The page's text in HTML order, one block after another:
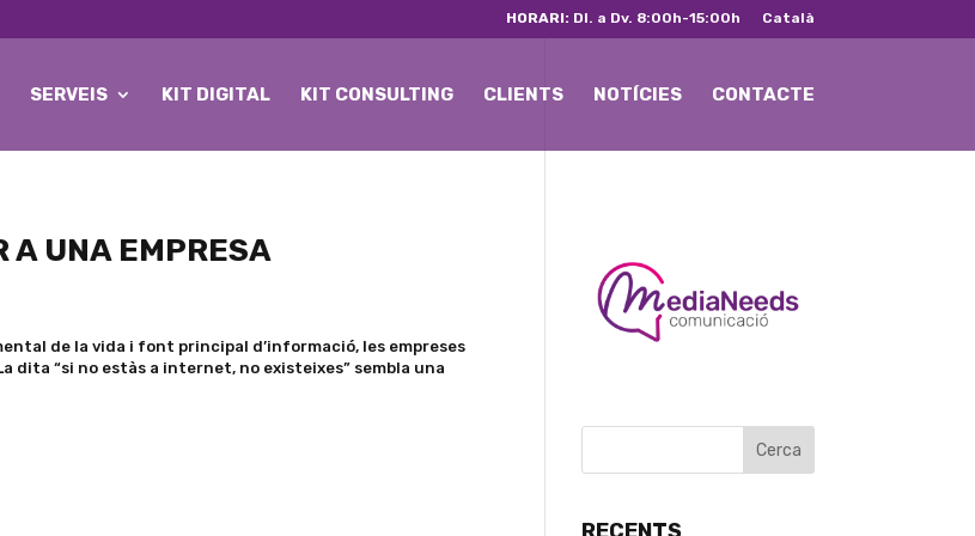
HORARI: Dl. a Dv. 8:00h-15:00h Català
SERVEIS KIT DIGITAL KIT CONSULTING CLIENTS NOTÍCIES CONTACTE
A UNA EMPRESA
de la vida i font principal d’informació, les empreses
dita “si no estàs a internet, no existeixes” sembla una